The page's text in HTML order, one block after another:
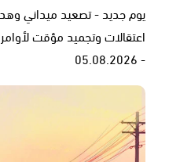
يوم جديد - تصعيد ميداني
اعتقالات وتجميد مؤقت
- 05.08.2026